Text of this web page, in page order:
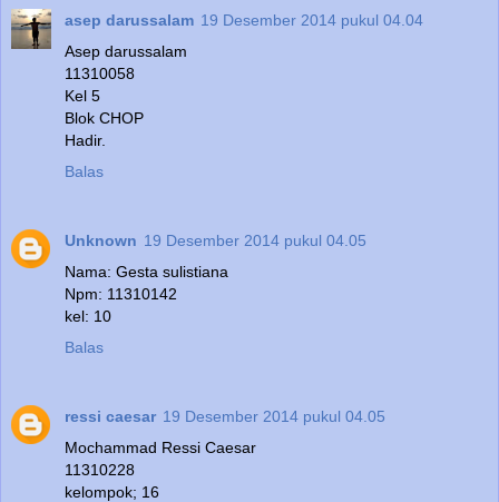
asep darussalam 19 Desember 2014 pukul 04.04
Asep darussalam
11310058
Kel 5
Blok CHOP
Hadir.
Balas
Unknown 19 Desember 2014 pukul 04.05
Nama: Gesta sulistiana
Npm: 11310142
kel: 10
Balas
ressi caesar 19 Desember 2014 pukul 04.05
Mochammad Ressi Caesar
11310228
kelompok; 16